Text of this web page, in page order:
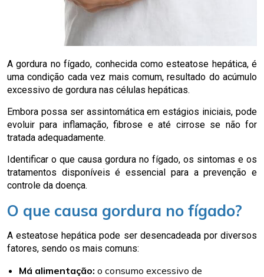
A gordura no fígado, conhecida como esteatose hepática, é
uma condição cada vez mais comum, resultado do acúmulo
excessivo de gordura nas células hepáticas.
Embora possa ser assintomática em estágios iniciais, pode
evoluir para inflamação, fibrose e até cirrose se não for
tratada adequadamente.
Identificar o que causa gordura no fígado, os sintomas e os
tratamentos disponíveis é essencial para a prevenção e
controle da doença.
O que causa gordura no fígado?
A esteatose hepática pode ser desencadeada por diversos
fatores, sendo os mais comuns:
Má alimentação: o consumo excessivo de